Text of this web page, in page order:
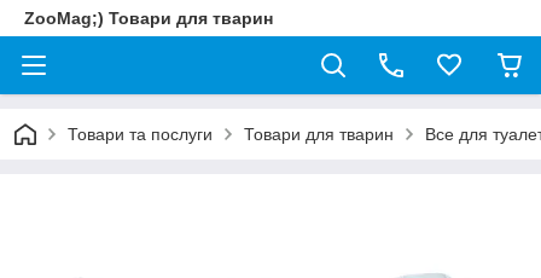
ZooMag;) Товари для тварин
Товари та послуги Товари для тварин Все для